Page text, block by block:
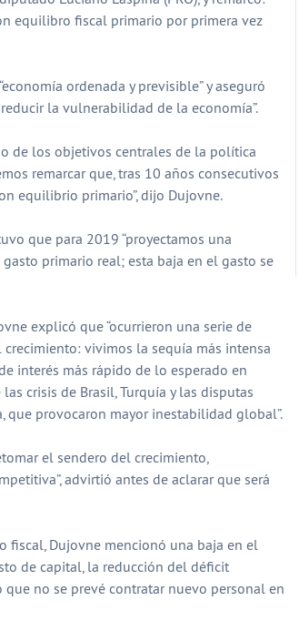
equilibro fiscal primario por primera vez
ordenada y previsible” y aseguró
la vulnerabilidad de la economía”.
de los objetivos centrales de la política
remarcar que, tras 10 años consecutivos
equilibrio primario”, dijo Dujovne.
que para 2019 “proyectamos una
primario real; esta baja en el gasto se
explicó que “ocurrieron una serie de
vivimos la sequía más intensa
interés más rápido de lo esperado en
crisis de Brasil, Turquía y las disputas
que provocaron mayor inestabilidad global”.
el sendero del crecimiento,
advirtió antes de aclarar que será
fiscal, Dujovne mencionó una baja en el
de capital, la reducción del déficit
no se prevé contratar nuevo personal en